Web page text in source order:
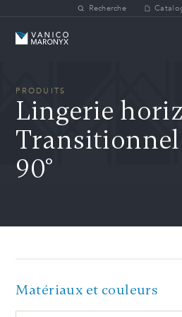
Skip to main contentRecherche
Vanico-Maronyx
PRODUITS
Lingerie
90°
Matériaux et couleurs